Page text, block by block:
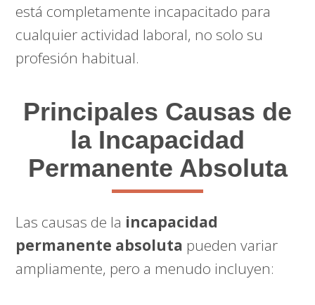
está completamente incapacitado para
cualquier actividad laboral, no solo su
profesión habitual.
Principales Causas de
la Incapacidad
Permanente Absoluta
Las causas de la incapacidad
permanente absoluta pueden variar
ampliamente, pero a menudo incluyen: